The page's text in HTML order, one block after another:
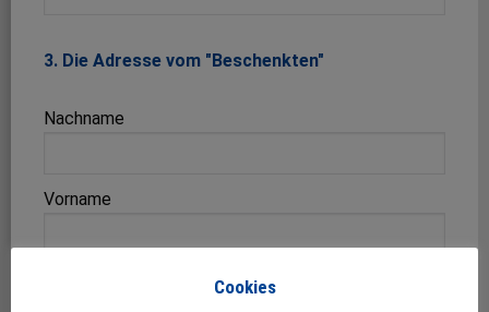
3. Die Adresse vom "Beschenkten"
Nachname
Vorname
Cookies